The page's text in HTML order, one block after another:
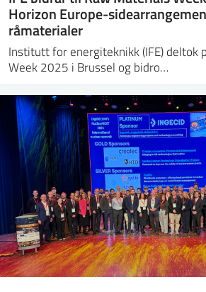
Horizon Europe-
råmaterialer
Institutt for energiteknikk (IFE) deltok
Week 2025 i Brussel og bidro…